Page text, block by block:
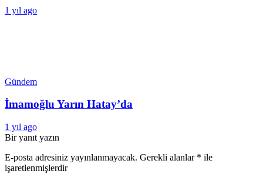
1 yıl ago
Gündem
İmamoğlu Yarın Hatay’da
1 yıl ago
Bir yanıt yazın
E-posta adresiniz yayınlanmayacak. Gerekli alanlar * ile
işaretlenmişlerdir